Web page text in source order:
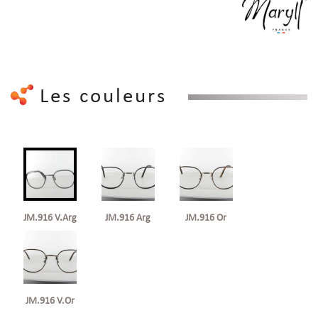
Les couleurs
JM.916 V.Arg JM.916 Arg JM.916 Or
JM.916 V.Or